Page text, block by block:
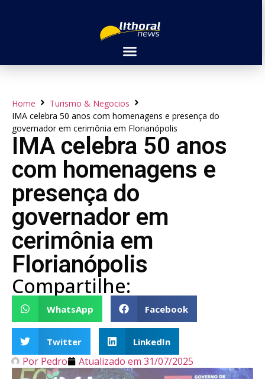
Home
Turismo & Negocios
IMA celebra 50 anos com homenagens e presença do
governador em cerimônia em Florianópolis
IMA celebra 50 anos
com homenagens e
presença do
governador em
cerimônia em
Florianópolis
Compartilhe:
WhatsApp Facebook
Twitter LinkedIn
Por Pedro Atualizado em 31/07/2025